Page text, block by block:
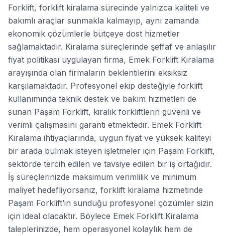
Forklift, forklift kiralama sürecinde yalnızca kaliteli ve
bakımlı araçlar sunmakla kalmayıp, aynı zamanda
ekonomik çözümlerle bütçeye dost hizmetler
sağlamaktadır. Kiralama süreçlerinde şeffaf ve anlaşılır
fiyat politikası uygulayan firma, Emek Forklift Kiralama
arayışında olan firmaların beklentilerini eksiksiz
karşılamaktadır. Profesyonel ekip desteğiyle forklift
kullanımında teknik destek ve bakım hizmetleri de
sunan Paşam Forklift, kiralık forkliftlerin güvenli ve
verimli çalışmasını garanti etmektedir. Emek Forklift
Kiralama ihtiyaçlarında, uygun fiyat ve yüksek kaliteyi
bir arada bulmak isteyen işletmeler için Paşam Forklift,
sektörde tercih edilen ve tavsiye edilen bir iş ortağıdır.
İş süreçlerinizde maksimum verimlilik ve minimum
maliyet hedefliyorsanız, forklift kiralama hizmetinde
Paşam Forklift’in sunduğu profesyonel çözümler sizin
için ideal olacaktır. Böylece Emek Forklift Kiralama
taleplerinizde, hem operasyonel kolaylık hem de